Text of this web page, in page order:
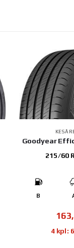
Goodyear
215/60
B
4 kpl: